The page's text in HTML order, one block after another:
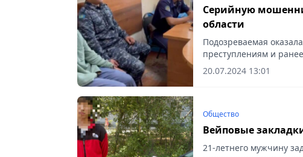
Серийную
области
Подозреваемая
преступлениям и
Vecher.kz.
20.07.2024 13:01
Общество
Вейповые
21-летнего мужчину